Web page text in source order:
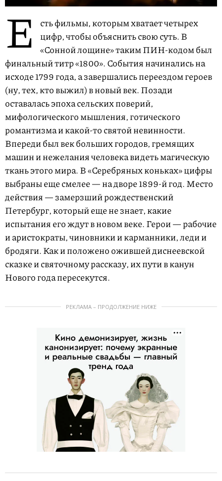
Е
сть фильмы, которым хватает четырех
цифр, чтобы объяснить свою суть. В
«Сонной лощине» таким ПИН-кодом был
финальный титр «1800». События начинались на
исходе 1799 года, а завершались переездом героев
(ну, тех, кто выжил) в новый век. Позади
оставалась эпоха сельских поверий,
мифологического мышления, готического
романтизма и какой-то святой невинности.
Впереди был век больших городов, гремящих
машин и нежелания человека видеть магическую
ткань этого мира. В «Серебряных коньках» цифры
выбраны еще смелее — на дворе 1899-й год. Место
действия — замерзший рождественский
Петербург, который еще не знает, какие
испытания его ждут в новом веке. Герои — рабочие
и аристократы, чиновники и карманники, леди и
бродяги. Как и положено ожившей диснеевской
сказке и святочному рассказу, их пути в канун
Нового года пересекутся.
РЕКЛАМА – ПРОДОЛЖЕНИЕ НИЖЕ